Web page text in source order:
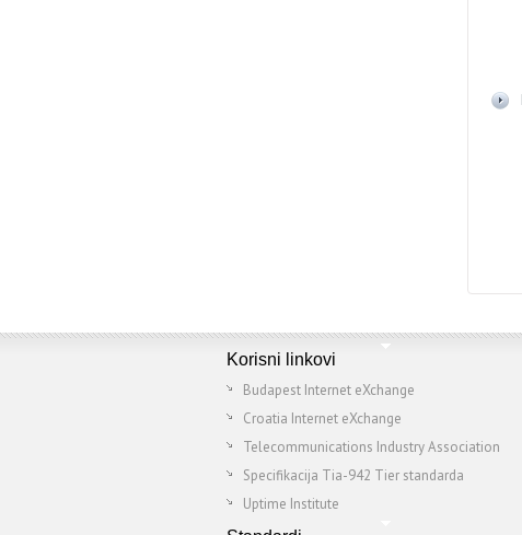
Korisni linkovi
Budapest Internet eXchange
Croatia Internet eXchange
Telecommunications Industry Association
Specifikacija Tia-942 Tier standarda
Uptime Institute